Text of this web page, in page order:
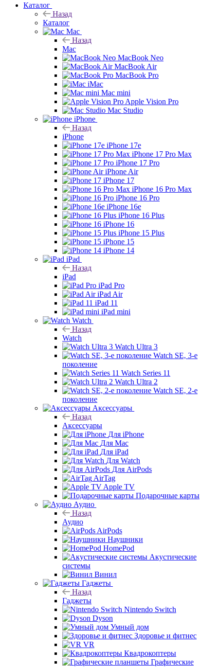
Каталог
Назад
Каталог
Mac
Назад
Mac
MacBook Neo
MacBook Air
MacBook Pro
iMac
Mac mini
Apple Vision Pro
Mac Studio
iPhone
Назад
iPhone
iPhone 17e
iPhone 17 Pro Max
iPhone 17 Pro
iPhone Air
iPhone 17
iPhone 16 Pro Max
iPhone 16 Pro
iPhone 16e
iPhone 16 Plus
iPhone 16
iPhone 15 Plus
iPhone 15
iPhone 14
iPad
Назад
iPad
iPad Pro
iPad Air
iPad 11
iPad mini
Watch
Назад
Watch
Watch Ultra 3
Watch SE, 3-е
поколение
Watch Series 11
Watch Ultra 2
Watch SE, 2-е
поколение
Аксессуары
Назад
Аксессуары
Для iPhone
Для Mac
Для iPad
Для Watch
Для AirPods
AirTag
Apple TV
Подарочные карты
Аудио
Назад
Аудио
AirPods
Наушники
HomePod
Акустические
системы
Винил
Гаджеты
Назад
Гаджеты
Nintendo Switch
Dyson
Умный дом
Здоровье и фитнес
VR
Квадрокоптеры
Графические